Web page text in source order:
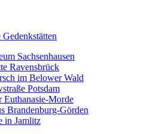
Sachsenhausen
Ravensbrück
im Belower Wald
Potsdam
Euthanasie-Morde
Brandenburg-Görden
in Jamlitz